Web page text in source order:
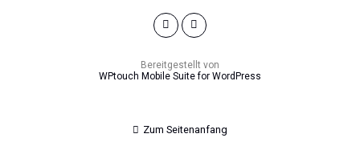
Bereitgestellt von
WPtouch Mobile Suite for WordPress
Zum Seitenanfang